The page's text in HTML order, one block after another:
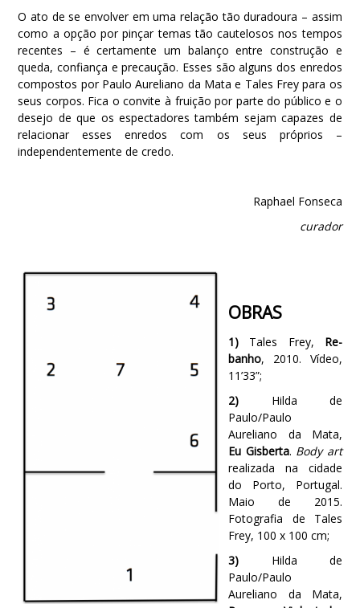
O ato de se envolver em uma relação tão duradoura – assim
como a opção por pinçar temas tão cautelosos nos tempos
recentes – é certamente um balanço entre construção e
queda, confiança e precaução. Esses são alguns dos enredos
compostos por Paulo Aureliano da Mata e Tales Frey para os
seus corpos. Fica o convite à fruição por parte do público e o
desejo de que os espectadores também sejam capazes de
relacionar esses enredos com os seus próprios –
independentemente de credo.
Raphael Fonseca
curador
OBRAS
1) Tales Frey, Re-
banho, 2010. Vídeo,
11’33”;
2) Hilda de
Paulo/Paulo
Aureliano da Mata,
Eu Gisberta. Body art
realizada na cidade
do Porto, Portugal.
Maio de 2015.
Fotografia de Tales
Frey, 100 x 100 cm;
3) Hilda de
Paulo/Paulo
Aureliano da Mata,